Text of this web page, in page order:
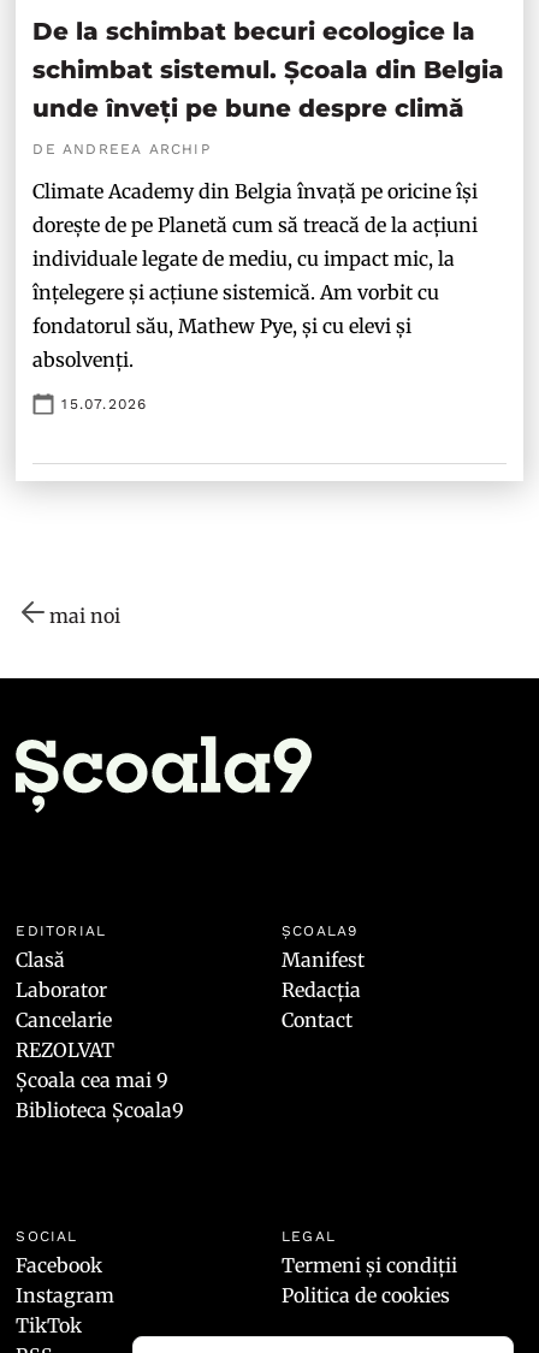
De la schimbat becuri ecologice la
schimbat sistemul. Școala din Belgia
unde înveți pe bune despre climă
DE ANDREEA ARCHIP
Climate Academy din Belgia învață pe oricine își
dorește de pe Planetă cum să treacă de la acțiuni
individuale legate de mediu, cu impact mic, la
înțelegere și acțiune sistemică. Am vorbit cu
fondatorul său, Mathew Pye, și cu elevi și
absolvenți.
15.07.2026
mai noi
EDITORIAL
Clasă
Laborator
Cancelarie
REZOLVAT
Școala cea mai 9
Biblioteca Școala9
ȘCOALA9
Manifest
Redacția
Contact
SOCIAL
Facebook
Instagram
TikTok
LEGAL
Termeni și condiții
Politica de cookies